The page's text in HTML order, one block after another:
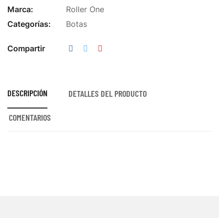
Marca:
Roller One
Categorías:
Botas
Compartir
DESCRIPCIÓN DETALLES DEL PRODUCTO
COMENTARIOS